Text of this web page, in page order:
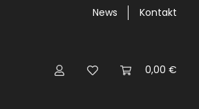
News Kontakt
0,00 €